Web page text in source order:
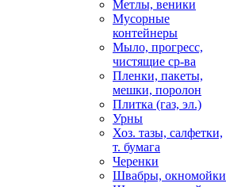
Метлы, веники
Мусорные
контейнеры
Мыло, прогресс,
чистящие ср-ва
Пленки, пакеты,
мешки, поролон
Плитка (газ, эл.)
Урны
Хоз. тазы, салфетки,
т. бумага
Черенки
Швабры, окномойки